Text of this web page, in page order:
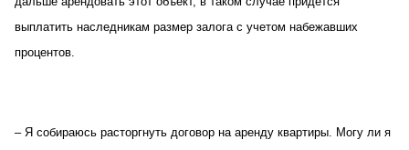
выплатить наследникам размер залога с учетом набежавших
процентов.
– Я собираюсь расторгнуть договор на аренду квартиры. Могу ли я